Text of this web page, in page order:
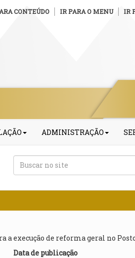
CONTEÚDO IR PARA O MENU IR
ADMINISTRAÇÃO
execução de reforma geral no
Data de publicação